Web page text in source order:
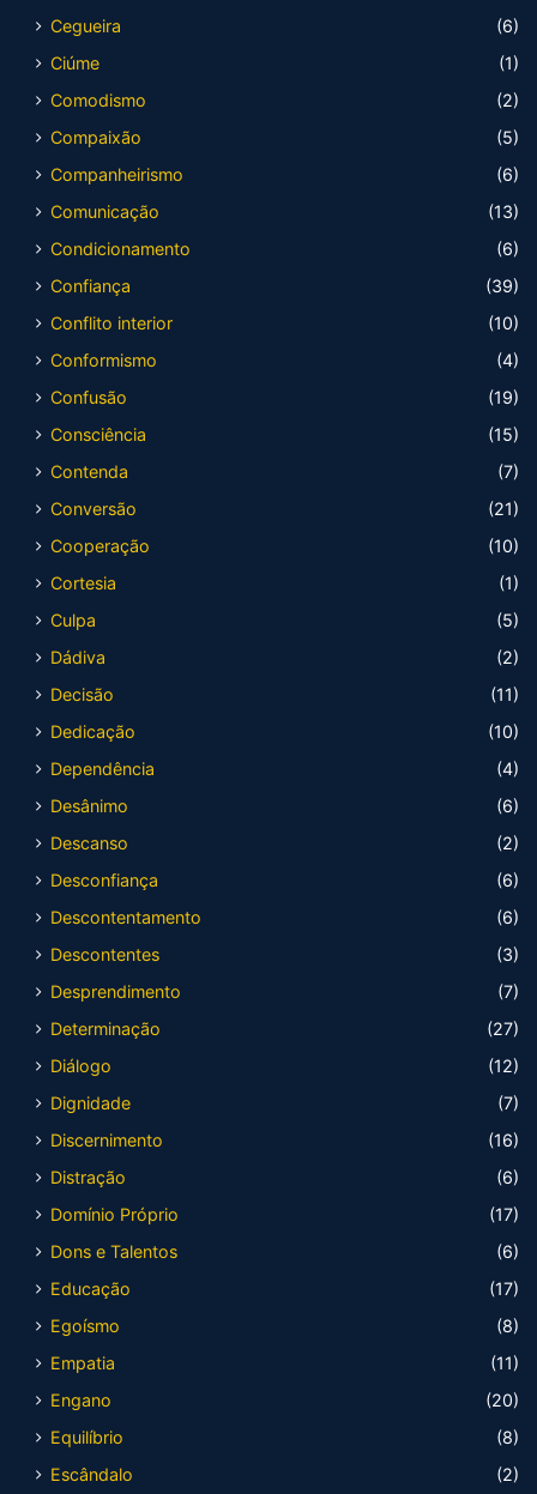
Cegueira
(6)
Ciúme
(1)
Comodismo
(2)
Compaixão
(5)
Companheirismo
(6)
Comunicação
(13)
Condicionamento
(6)
Confiança
(39)
Conflito interior
(10)
Conformismo
(4)
Confusão
(19)
Consciência
(15)
Contenda
(7)
Conversão
(21)
Cooperação
(10)
Cortesia
(1)
Culpa
(5)
Dádiva
(2)
Decisão
(11)
Dedicação
(10)
Dependência
(4)
Desânimo
(6)
Descanso
(2)
Desconfiança
(6)
Descontentamento
(6)
Descontentes
(3)
Desprendimento
(7)
Determinação
(27)
Diálogo
(12)
Dignidade
(7)
Discernimento
(16)
Distração
(6)
Domínio Próprio
(17)
Dons e Talentos
(6)
Educação
(17)
Egoísmo
(8)
Empatia
(11)
Engano
(20)
Equilíbrio
(8)
Escândalo
(2)